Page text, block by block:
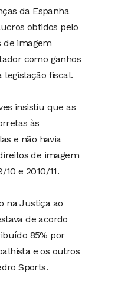
da Espanha
obtidos pelo
de imagem
como ganhos
legislação fiscal.
insistiu que as
às
e não havia
de imagem
e 2010/11.
na Justiça ao
de acordo
85% por
e os outros
Sports.